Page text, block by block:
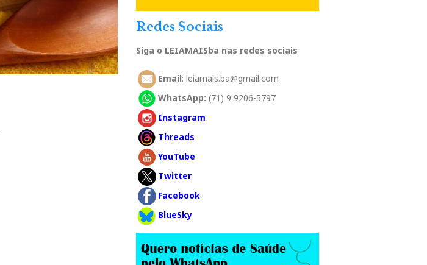
Redes Sociais
Siga o LEIAMAISba nas redes sociais
Email: leiamais.ba@gmail.com
WhatsApp: (71) 9 9206-5797
Instagram
Threads
YouTube
Twitter
Facebook
BlueSky